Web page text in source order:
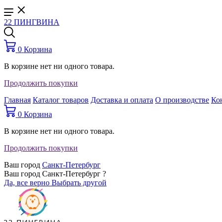
22 ПИНГВИНА
0 Корзина
В корзине нет ни одного товара.
Продолжить покупки
Главная Каталог товаров Доставка и оплата О производстве
0 Корзина
В корзине нет ни одного товара.
Продолжить покупки
Ваш город Санкт-Петербург
Ваш город Санкт-Петербург ?
Да, все верно Выбрать другой